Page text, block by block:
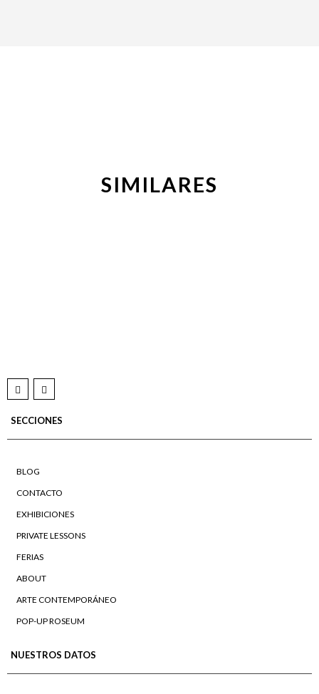
SIMILARES
SECCIONES
BLOG
CONTACTO
EXHIBICIONES
PRIVATE LESSONS
FERIAS
ABOUT
ARTE CONTEMPORÁNEO
POP-UP ROSEUM
NUESTROS DATOS